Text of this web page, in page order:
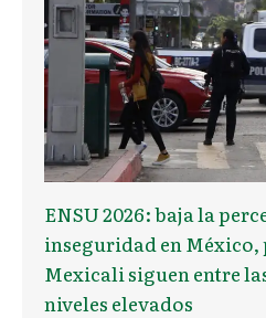
ENSU 2026: baja la
inseguridad en
Mexicali siguen entre
niveles elevados